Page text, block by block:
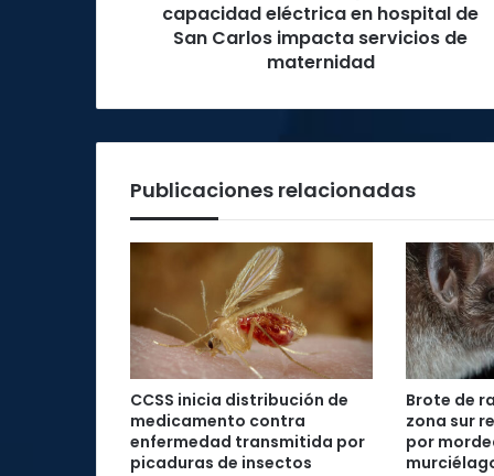
Carlos
impacta
capacidad eléctrica en hospital de
San Carlos impacta servicios de
maternidad
Publicaciones relacionadas
CCSS inicia distribución de
medicamento contra
enfermedad transmitida por
picaduras de insectos
Brote de
zona sur
por